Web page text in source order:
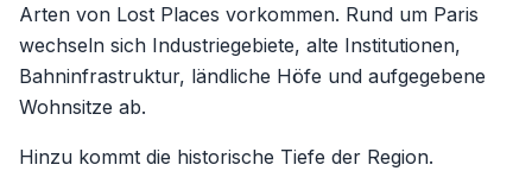
Arten von Lost Places vorkommen. Rund um Paris
wechseln sich Industriegebiete, alte Institutionen,
Bahninfrastruktur, ländliche Höfe und aufgegebene
Wohnsitze ab.
Hinzu kommt die historische Tiefe der Region.